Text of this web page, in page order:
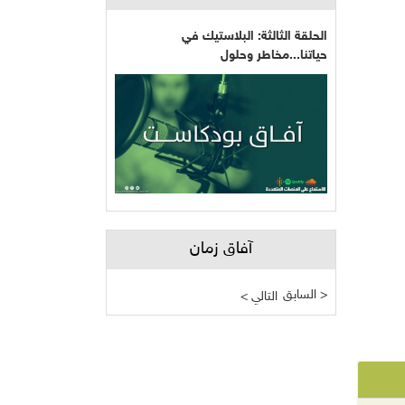
الحلقة الثالثة: البلاستيك في
حياتنا...مخاطر وحلول
آفاق زمان
< التالي السابق >